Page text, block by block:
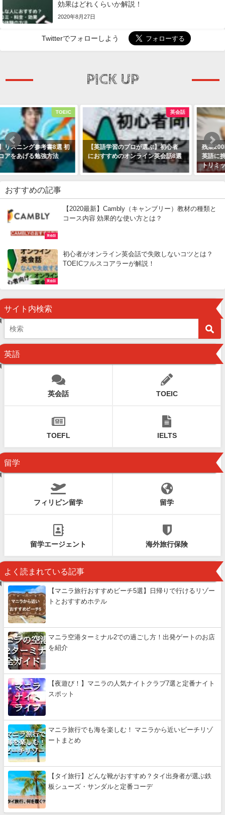
効果はどれくらいか解説！
2020年8月27日
Twitterでフォローしよう
PICK UP
【英語学習のプロが選ぶ】初心者
におすすめのオンライン英会話8選
英会話
残業200時間超えの社会人が本気で
英語に挑んだら絶望的すぎてホッ
トリミットの幻覚が見えた話
おすすめの記事
英会話
【2020最新】Cambly（キャンブリー）教材の種類と
コース内容 効果的な使い方とは？
英会話
初心者がオンライン英会話で失敗しないコツとは？
TOEICフルスコアラーが解説！
サイト内検索
英語
英会話 TOEIC
TOEFL IELTS
留学
フィリピン留学 留学
留学エージェント 海外旅行保険
よく読まれている記事
【マニラ旅行おすすめビーチ5選】日帰りで行けるリゾー
トとおすすめホテル
マニラ空港ターミナル2での過ごし方！出発ゲートのお店
を紹介
【夜遊び！】マニラの人気ナイトクラブ7選と定番ナイト
スポット
マニラ旅行でも海を楽しむ！ マニラから近いビーチリゾ
ートまとめ
【タイ旅行】どんな靴がおすすめ？タイ出身者が選ぶ鉄
板シューズ・サンダルと定番コーデ